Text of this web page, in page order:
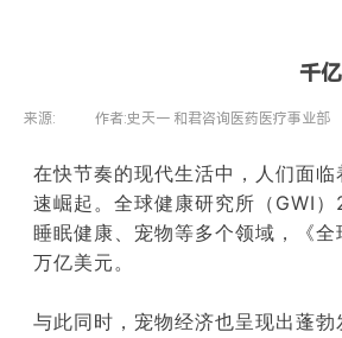
千
来源: 作者:史天一 和君咨询医药医疗事业部
在快节奏的现代生活中，人们面
速崛起。全球健康研究所（ GWI
睡眠健康、宠物等多个领域，《
万亿美元。
与此同时，宠物经济也呈现出蓬